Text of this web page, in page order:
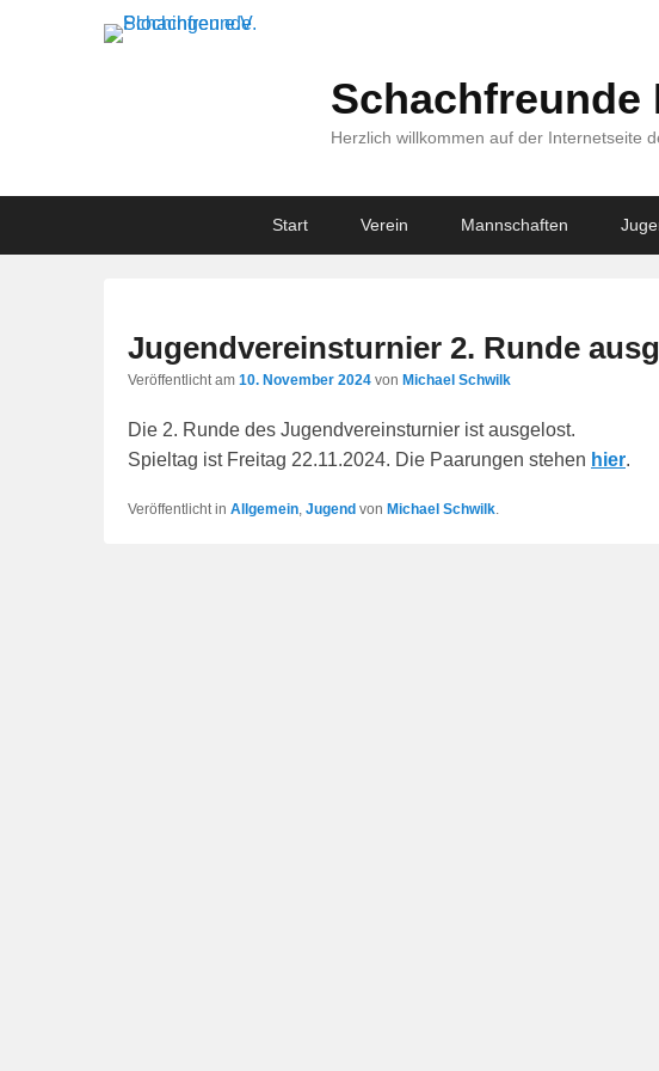
Schachfreunde
Herzlich willkommen auf der Internetseite
Start Verein Mannschaften
Jugendvereinsturnier 2. Runde
Veröffentlicht am 10. November 2024 von Michael Schwilk
Die 2. Runde des Jugendvereinsturnier ist ausgelost.
Spieltag ist Freitag 22.11.2024. Die Paarungen stehen hier.
Veröffentlicht in Allgemein Jugend von Michael Schwilk